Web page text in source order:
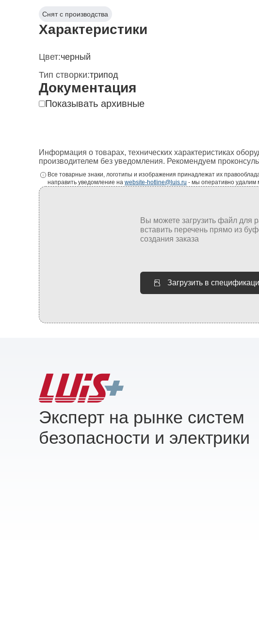
Снят с производства
Характеристики
Цвет:черный
Тип створки:трипод
Документация
Показывать архивные
Информация о товарах, технических характеристиках
производителем без уведомления. Рекомендуем
Все товарные знаки, логотипы и изображения принадлежат их
направить уведомление на website-hotline@luis.ru - мы оперативно удалим
Загрузить в
Эксперт на рынке систем
безопасности и электрики